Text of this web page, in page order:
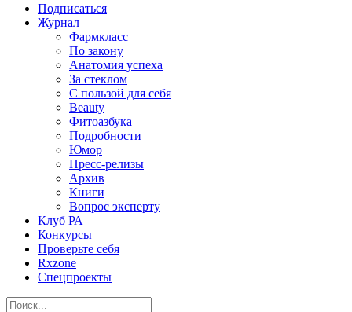
Подписаться
Журнал
Фармкласс
По закону
Анатомия успеха
За стеклом
С пользой для себя
Beauty
Фитоазбука
Подробности
Юмор
Пресс-релизы
Архив
Книги
Вопрос эксперту
Клуб РА
Конкурсы
Проверьте себя
Rxzone
Спецпроекты